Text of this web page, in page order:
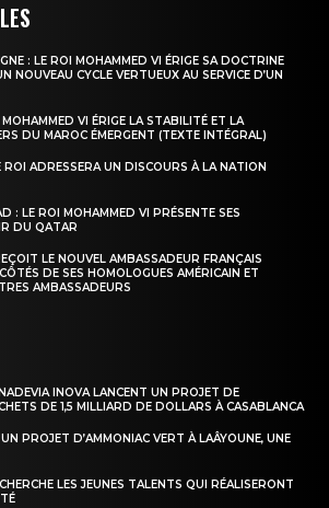
MAINTENANT
: LE ROI MOHAMMED VI ÉRIGE SA DOCTRINE
NOUVEAU CYCLE VERTUEUX AU SERVICE D’UN
VI ÉRIGE LA STABILITÉ ET LA
DU MAROC ÉMERGENT (TEXTE INTÉGRAL)
ROI ADRESSERA UN DISCOURS À LA NATION
: LE ROI MOHAMMED VI PRÉSENTE SES
DU QATAR
LE NOUVEL AMBASSADEUR FRANÇAIS
DE SES HOMOLOGUES AMÉRICAIN ET
AMBASSADEURS
INOVA LANCENT UN PROJET DE
DE 1,5 MILLIARD DE DOLLARS À CASABLANCA
PROJET D’AMMONIAC VERT À LAÂYOUNE, UNE
LES JEUNES TALENTS QUI RÉALISERONT